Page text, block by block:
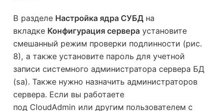
В разделе Настройка ядра СУБД на
вкладке Конфигурация сервераустановите
смешанный режим проверки подлинности (рис.
8), а также установите пароль для учетной
записи системного администратора сервера БД
(sa). Также нужно назначить администраторов
сервера. Если вы работаете
под CloudAdmin или другим пользователем с